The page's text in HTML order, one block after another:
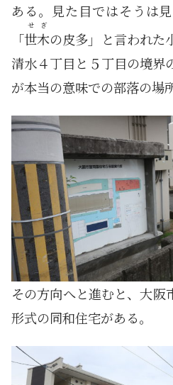
ある。見た目ではそうは
「世木
せぎ
の皮多」と言われた
清水４丁目と５丁目の境界
が本当の意味での部落の場
その方向へと進むと、大阪
形式の同和住宅がある。